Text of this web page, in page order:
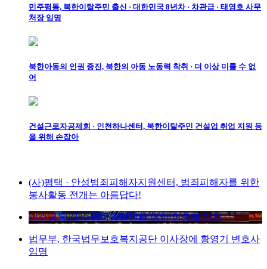
민주평통, 북한이탈주민 출신 · 대한민국 8년차 · 차관급 · 태영호 사무
처장 임명
북한아동의 인권 증진, 북한의 아동 노동력 착취 · 더 이상 미룰 수 없
어
건설근로자공제회 · 인천하나센터, 북한이탈주민 건설업 취업 지원 등
을 위해 손잡아
(사)평택 · 안성범죄피해자지원센터, 범죄피해자를 위한
봉사활동 전개는 아름답다!
민주평통, 민주평화통일인을 위한 현충재 가져
법무부, 한국법무보호복지공단 이사장에 황영기 변호사
임명